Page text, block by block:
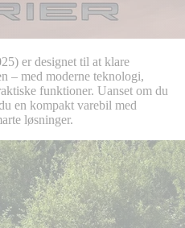
er designet til at klare
– med moderne teknologi,
funktioner. Uanset om du
en kompakt varebil med
løsninger.